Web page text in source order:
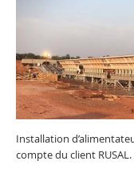
Installation
compte du client RUSAL.